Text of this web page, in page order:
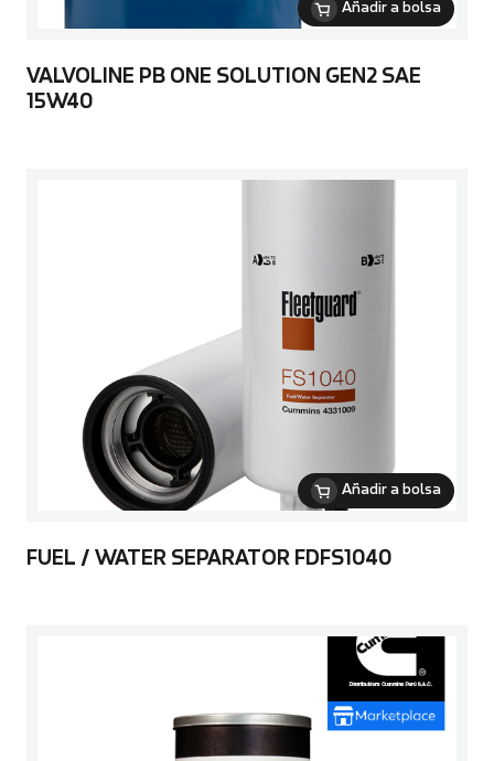
Añadir a bolsa
VALVOLINE PB ONE SOLUTION GEN2 SAE
15W40
Añadir a bolsa
FUEL / WATER SEPARATOR FDFS1040